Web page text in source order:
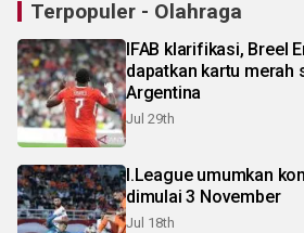
Terpopuler - Olahraga
IFAB klarifikasi, Breel
dapatkan kartu merah
Argentina
Jul 29th
I.League umumkan
dimulai 3 November
Jul 18th